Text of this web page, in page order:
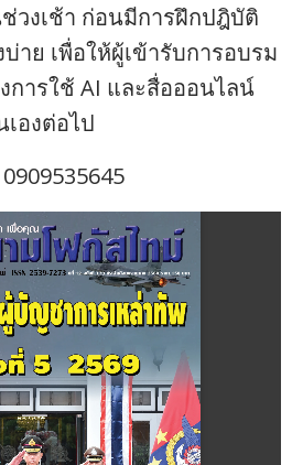
วงเช้า ก่อนมีการฝึกปฎิบัติ
าย เพื่อให้ผู้เข้ารับการอบรม
การใช้ AI และสื่อออนไลน์
เองต่อไป